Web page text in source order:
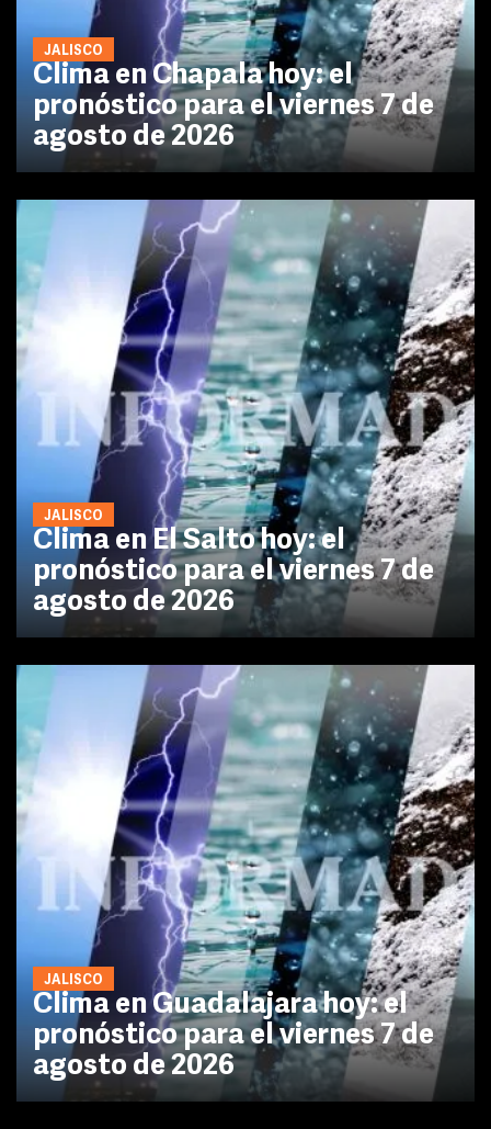
JALISCO
Clima en Chapala hoy: el
pronóstico para el viernes 7 de
agosto de 2026
JALISCO
Clima en El Salto hoy: el
pronóstico para el viernes 7 de
agosto de 2026
JALISCO
Clima en Guadalajara hoy: el
pronóstico para el viernes 7 de
agosto de 2026